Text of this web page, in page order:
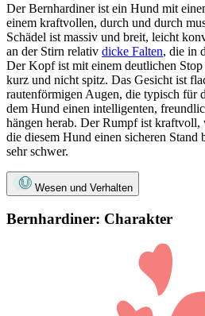
Der Bernhardiner ist ein Hund mit
einem kraftvollen, durch und durch
Schädel ist massiv und breit, leicht
an der Stirn relativ dicke Falten, die in
Der Kopf ist mit einem deutlichen Stop
kurz und nicht spitz. Das Gesicht ist
rautenförmigen Augen, die typisch für
dem Hund einen intelligenten,
hängen herab. Der Rumpf ist kraftvoll,
die diesem Hund einen sicheren Stand
sehr schwer.
Wesen und Verhalten
Bernhardiner: Charakter